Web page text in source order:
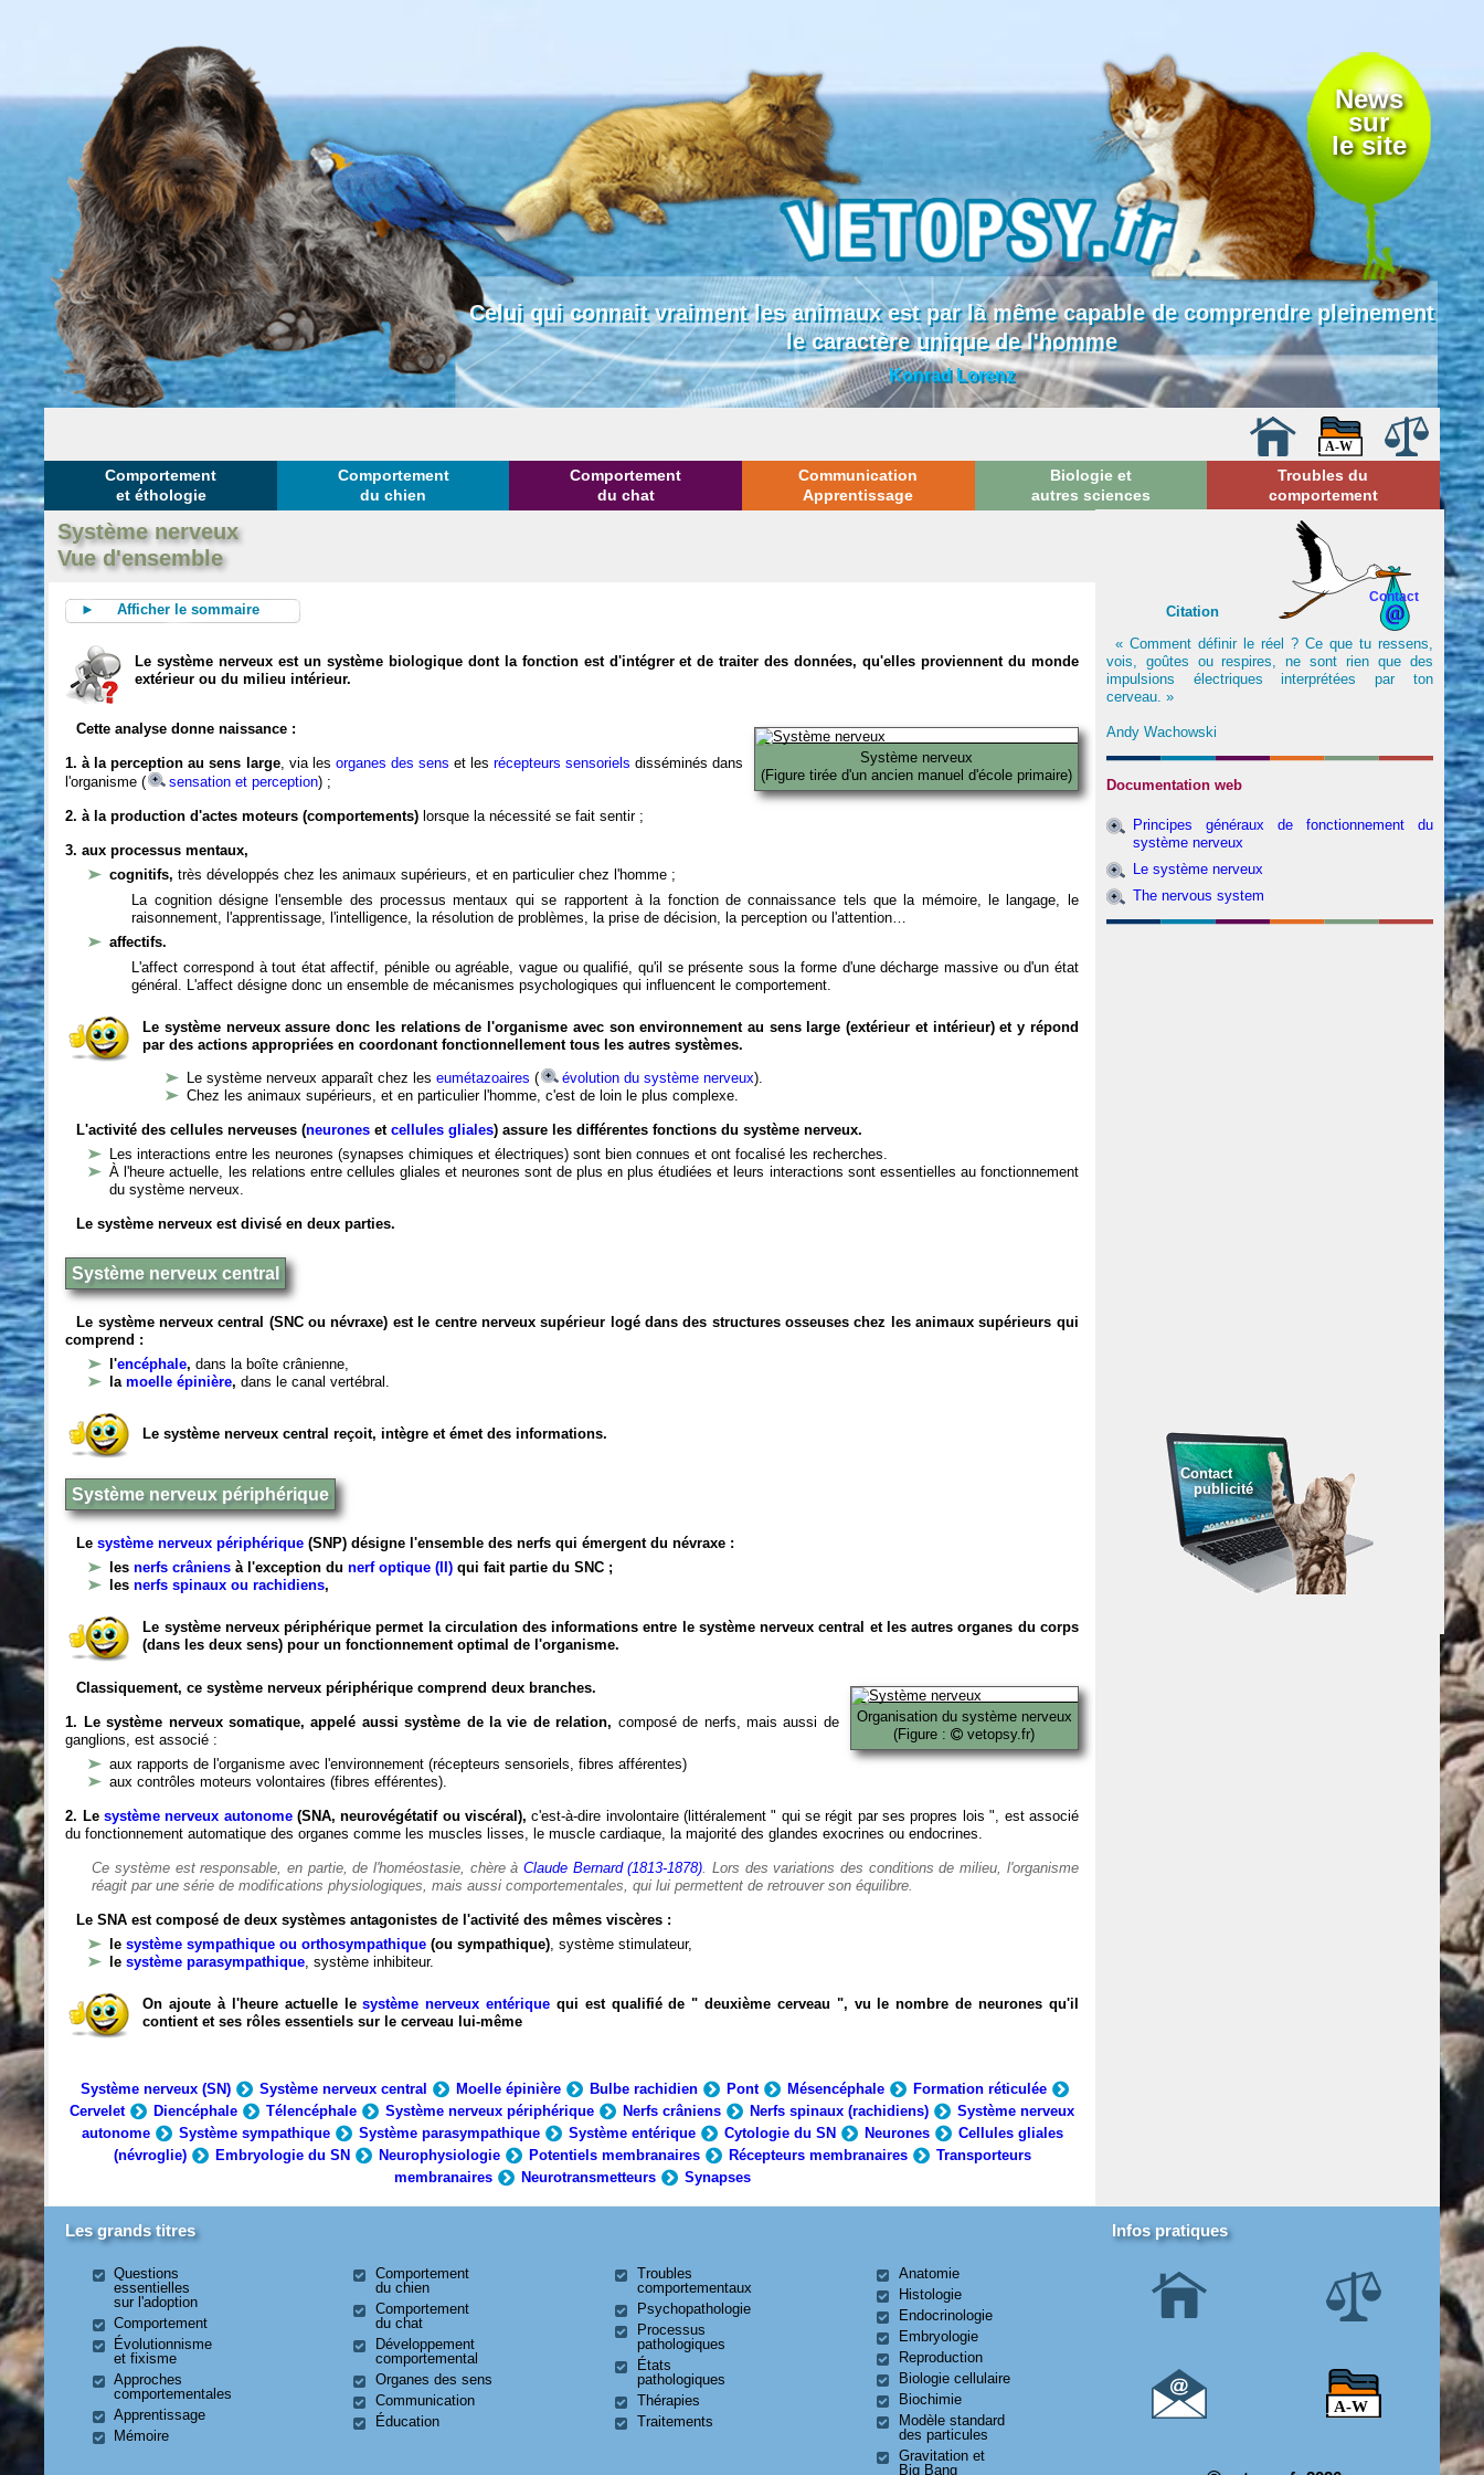
News
sur
le site
Celui qui connait vraiment les animaux est par là même capable de comprendre pleinement
le caractère unique de l'homme
Konrad Lorenz
Comportement
et éthologie
Comportement
du chien
Comportement
du chat
Communication
Apprentissage
Biologie et
autres sciences
Troubles du
comportement
Système nerveux
Vue d'ensemble
► Afficher le sommaire
Le système nerveux est un système biologique dont la fonction est d'intégrer et de traiter des données, qu'elles proviennent du monde
extérieur ou du milieu intérieur.
Système nerveux
(Figure tirée d'un ancien manuel d'école primaire)
Cette analyse donne naissance :
1. à la perception au sens large, via les organes des sens et les récepteurs sensoriels disséminés dans
l'organisme (
sensation et perception) ;
2. à la production d'actes moteurs (comportements) lorsque la nécessité se fait sentir ;
3. aux processus mentaux,
cognitifs,très développés chez les animaux supérieurs, et en particulier chez l'homme ;
La cognition désigne l'ensemble des processus mentaux qui se rapportent à la fonction de connaissance tels que la mémoire, le langage, le
raisonnement, l'apprentissage, l'intelligence, la résolution de problèmes, la prise de décision, la perception ou l'attention…
affectifs.
L'affect correspond à tout état affectif, pénible ou agréable, vague ou qualifié, qu'il se présente sous la forme d'une décharge massive ou d'un état
général. L'affect désigne donc un ensemble de mécanismes psychologiques qui influencent le comportement.
Le système nerveux assure donc les relations de l'organisme avec son environnement au sens large (extérieur et intérieur) et y répond
par des actions appropriées en coordonant fonctionnellement tous les autres systèmes.
Le système nerveux apparaît chez leseumétazoaires ( évolution du système nerveux).
Chez les animaux supérieurs, et en particulier l'homme, c'est de loin le plus complexe.
L'activité des cellules nerveuses (neurones etcellules gliales) assure les différentes fonctions du système nerveux.
Les interactions entre les neurones (synapses chimiques et électriques) sont bien connues et ont focalisé les recherches.
À l'heure actuelle, les relations entre cellules gliales et neurones sont de plus en plus étudiées et leurs interactions sont essentielles au fonctionnement
du système nerveux.
Le système nerveux est divisé en deux parties.
Système nerveux central
Le système nerveux central (SNC ou névraxe) est le centre nerveux supérieur logé dans des structures osseuses chez les animaux supérieurs qui
comprend :
l'encéphale,dans la boîte crânienne,
lamoelle épinière,dans le canal vertébral.
Le système nerveux central reçoit, intègre et émet des informations.
Système nerveux périphérique
Lesystème nerveux périphérique (SNP) désigne l'ensemble des nerfs qui émergent du névraxe :
lesnerfs crâniens à l'exception du nerf optique (II) qui fait partie du SNC ;
lesnerfs spinaux ou rachidiens,
Le système nerveux périphérique permet la circulation des informations entre le système nerveux central et les autres organes du corps
(dans les deux sens) pour un fonctionnement optimal de l'organisme.
Organisation du système nerveux
(Figure :
vetopsy.fr)
Classiquement, ce système nerveux périphérique comprend deux branches.
1. Le système nerveux somatique, appelé aussi système de la vie de relation, composé de nerfs, mais aussi de
ganglions, est associé :
aux rapports de l'organisme avec l'environnement (récepteurs sensoriels, fibres afférentes)
aux contrôles moteurs volontaires (fibres efférentes).
2. Le système nerveux autonome(SNA, neurovégétatif ou viscéral), c'est-à-dire involontaire (littéralement " qui se régit par ses propres lois ", est associé
du fonctionnement automatique des organes comme les muscles lisses, le muscle cardiaque, la majorité des glandes exocrines ou endocrines.
Ce système est responsable, en partie, de l'homéostasie, chère àClaude Bernard (1813-1878). Lors des variations des conditions de milieu, l'organisme
réagit par une série de modifications physiologiques, mais aussi comportementales, qui lui permettent de retrouver son équilibre.
Le SNA est composé de deux systèmes antagonistes de l'activité des mêmes viscères :
lesystème sympathique ou orthosympathique (ou sympathique), système stimulateur,
lesystème parasympathique, système inhibiteur.
On ajoute à l'heure actuelle lesystème nerveux entérique qui est qualifié de " deuxième cerveau ", vu le nombre de neurones qu'il
contient et ses rôles essentiels sur le cerveau lui-même
Système nerveux (SN) Système nerveux central Moelle épinière Bulbe rachidien Pont Mésencéphale
Formation réticulée
Cervelet
Diencéphale Télencéphale Système nerveux périphérique Nerfs crâniens Nerfs spinaux (rachidiens)
Système nerveux
autonome
Système sympathique Système parasympathique Système entérique Cytologie du SN Neurones
Cellules gliales
(névroglie)
Embryologie du SN Neurophysiologie Potentiels membranaires Récepteurs membranaires
Transporteurs
membranaires
Neurotransmetteurs Synapses
Contact
Citation
« Comment définir le réel ? Ce que tu ressens,
vois, goûtes ou respires, ne sont rien que des
impulsions électriques interprétées par ton
cerveau. »
Andy Wachowski
Documentation web
Principes généraux de fonctionnement du
système nerveux
Le système nerveux
The nervous system
Contact
publicité
Les grands titres
Questions
essentielles
sur l'adoption
Comportement
Évolutionnisme
et fixisme
Approches
comportementales
Apprentissage
Mémoire
Comportement
du chien
Comportement
du chat
Développement
comportemental
Organes des sens
Communication
Éducation
Troubles
comportementaux
Psychopathologie
Processus
pathologiques
États
pathologiques
Thérapies
Traitements
Anatomie
Histologie
Endocrinologie
Embryologie
Reproduction
Biologie cellulaire
Biochimie
Modèle standard
des particules
Gravitation et
Big Bang
Infos pratiques